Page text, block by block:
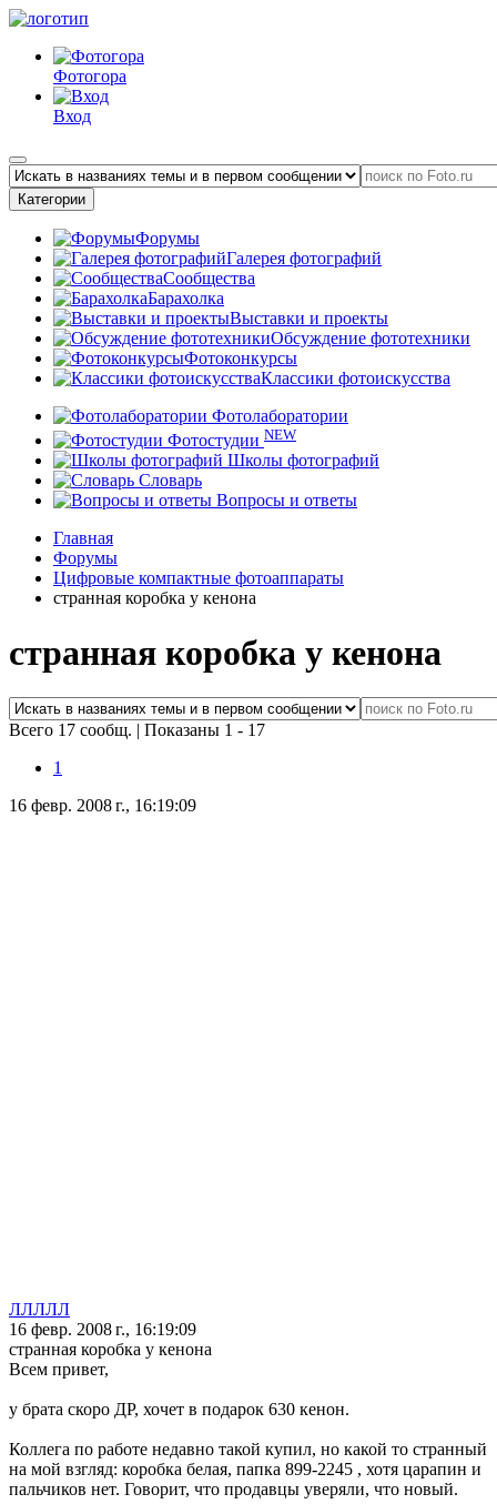
Фотогора
Вход
Категории
Форумы
Галерея фотографий
Сообщества
Барахолка
Выставки и проекты
Обсуждение фототехники
Фотоконкурсы
Классики фотоискусства
Фотолаборатории
Фотостудии NEW
Школы фотографий
Словарь
Вопросы и ответы
Главная
Форумы
Цифровые компактные фотоаппараты
странная коробка у кенона
странная коробка у кенона
Всего 17 сообщ. | Показаны 1 - 17
1
16 февр. 2008 г., 16:19:09
ЛЛЛЛЛ
16 февр. 2008 г., 16:19:09
странная коробка у кенона
Всем привет,
у брата скоро ДР, хочет в подарок 630 кенон.
Коллега по работе недавно такой купил, но какой то странный
на мой взгляд: коробка белая, папка 899-2245 , хотя царапин и
пальчиков нет. Говорит, что продавцы уверяли, что новый.